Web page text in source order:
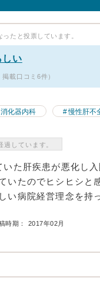
たと投票しています。
しい
載口コミ6件）
消化器内科 慢性肝不
過しています。
た肝疾患が悪化し入
いたのでヒシヒシと
い病院経営理念を持
時期： 2017年02月